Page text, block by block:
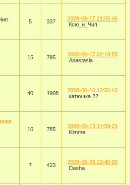
5 337
2008-06-17 21:05:46
Ксю_и_Чип
15 795
2008-06-17 02:19:55
Anastasia
40 1908
2008-06-16 12:56:42
катюшка 22
10 785
2008-06-13 14:59:21
Kimme
7 423
2008-05-29 22:45:00
Dasha